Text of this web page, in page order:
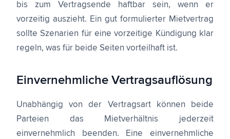
bis zum Vertragsende haftbar sein, wenn er
vorzeitig auszieht. Ein gut formulierter Mietvertrag
sollte Szenarien für eine vorzeitige Kündigung klar
regeln, was für beide Seiten vorteilhaft ist.
Einvernehmliche Vertragsauflösung
Unabhängig von der Vertragsart können beide
Parteien das Mietverhältnis jederzeit
einvernehmlich beenden. Eine einvernehmliche